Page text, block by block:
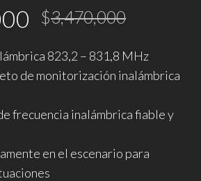
$3,470,000El
original
El
actual
823,2 – 831,8 MHz
de monitorización inalámbrica
frecuencia inalámbrica fiable y
en el escenario para